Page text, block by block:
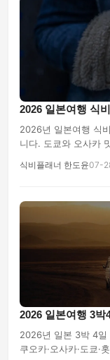
2026 일본여행 식
2026년 일본여행 식
니다. 도쿄와 오사카
식비플래너 한도윤07-
2026 일본여행 3
2026년 일본 3박 4일
쿠오카·오사카·도쿄